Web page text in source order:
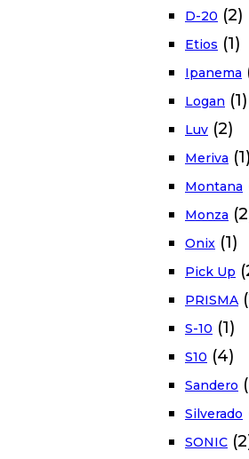
D-20 (2)
Etios (1)
Ipanema
Logan (1)
Luv (2)
Meriva (1)
Montana
Monza
Onix (1)
Pick Up
PRISMA
S-10 (1)
S10 (4)
Sandero
Silverado
SONIC